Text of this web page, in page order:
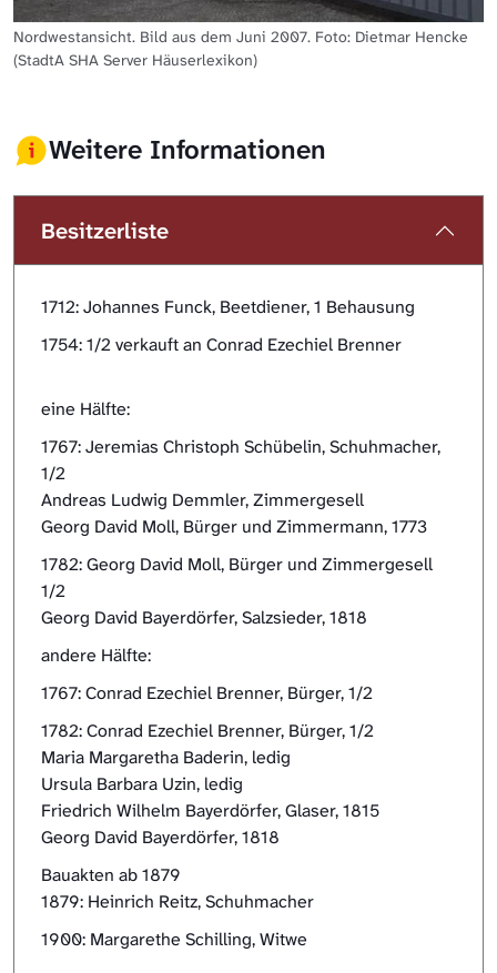
Nordwestansicht. Bild aus dem Juni 2007. Foto: Dietmar Hencke
(StadtA SHA Server Häuserlexikon)
Weitere Informationen
Besitzerliste
1712: Johannes Funck, Beetdiener, 1 Behausung
1754: 1/2 verkauft an Conrad Ezechiel Brenner
eine Hälfte:
1767: Jeremias Christoph Schübelin, Schuhmacher,
1/2
Andreas Ludwig Demmler, Zimmergesell
Georg David Moll, Bürger und Zimmermann, 1773
1782: Georg David Moll, Bürger und Zimmergesell
1/2
Georg David Bayerdörfer, Salzsieder, 1818
andere Hälfte:
1767: Conrad Ezechiel Brenner, Bürger, 1/2
1782: Conrad Ezechiel Brenner, Bürger, 1/2
Maria Margaretha Baderin, ledig
Ursula Barbara Uzin, ledig
Friedrich Wilhelm Bayerdörfer, Glaser, 1815
Georg David Bayerdörfer, 1818
Bauakten ab 1879
1879: Heinrich Reitz, Schuhmacher
1900: Margarethe Schilling, Witwe